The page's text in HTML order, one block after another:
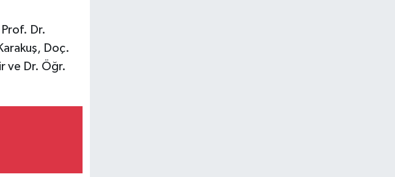
Dr.
Doç.
ve Dr. Öğr.